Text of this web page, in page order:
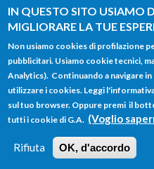
IN QUESTO SITO USIAMO
MIGLIORARE LA TUE
Non usiamo cookies di profilazione
pubblicitari. Usiamo cookie tecnici,
Analytics). Continuando a navigare
utilizzare i cookies. Leggi
sul tuo browser. Oppure premi il
tutti i cookie di G.A. (Voglio
Rifiuta OK, d'accordo
Salta al contenuto principale
FORM
DI
RICERCA
Main menu
HOME TUTTI I
LOGIN